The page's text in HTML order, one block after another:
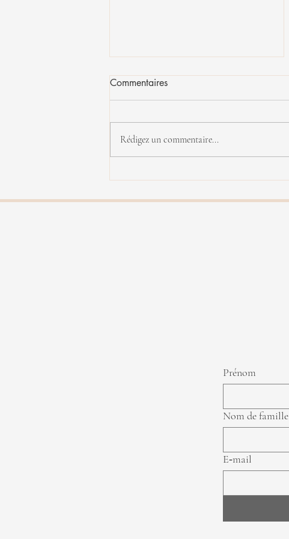
Yannick Rieu en concert
Commentaires
Rédigez un commentaire...
Prénom
Nom de famille
E‑mail